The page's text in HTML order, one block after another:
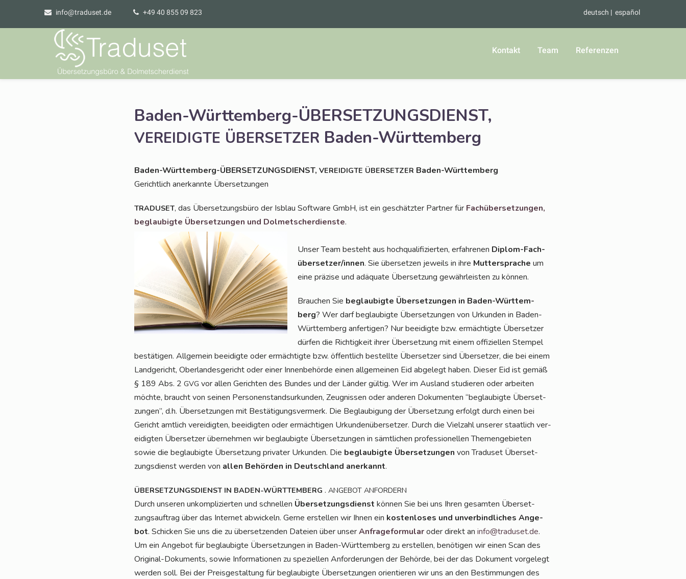
info@traduset.de +49 40 855 09 823 deutsch español
Kontakt Team Referenzen
Baden-Württemberg-ÜBERSETZUNGSDIENST,
VEREIDIGTE ÜBERSETZER Baden-Württemberg
Baden-Würt­tem­berg-ÜBER­SET­ZUNGS­DIENST, VEREIDIGTE ÜBERSETZER Baden-Württemberg
Gericht­lich aner­kann­te Übersetzungen
TRADUSET, das Über­set­zungs­bü­ro der Isblau Soft­ware GmbH, ist ein geschätz­ter Part­ner für Fach­über­set­zun­gen,
beglau­big­te Über­set­zun­gen und Dol­met­scher­diens­te.
Unser Team besteht aus hoch­qua­li­fi­zier­ten, erfah­re­nen Diplom-Fach­
über­set­zer/in­nen. Sie über­set­zen jeweils in ihre Mut­ter­spra­che um
eine prä­zi­se und adäqua­te Über­set­zung gewähr­leis­ten zu können.
Brau­chen Sie beglau­big­te Über­set­zun­gen in Baden-Würt­tem­
berg? Wer darf beglau­big­te Über­set­zun­gen von Urkun­den in Baden-
Würt­tem­berg anfer­ti­gen? Nur beei­dig­te bzw. ermäch­tig­te Über­set­zer
dür­fen die Rich­tig­keit ihrer Über­set­zung mit einem offi­zi­el­len Stem­pel
bestä­ti­gen. All­ge­mein beei­dig­te oder ermäch­tig­te bzw. öffent­lich bestell­te Über­set­zer sind Über­set­zer, die bei einem
Land­ge­richt, Ober­lan­des­ge­richt oder einer Innen­be­hör­de einen all­ge­mei­nen Eid abge­legt haben. Die­ser Eid ist gemäß
§ 189 Abs. 2 GVG vor allen Gerich­ten des Bun­des und der Län­der gül­tig. Wer im Aus­land stu­die­ren oder arbei­ten
möch­te, braucht von sei­nen Per­so­nen­stand­sur­kun­den, Zeug­nis­sen oder ande­ren Doku­men­ten “beglau­big­te Über­set­
zun­gen”, d.h. Über­set­zun­gen mit Bestä­ti­gungs­ver­merk. Die Beglau­bi­gung der Über­set­zung erfolgt durch einen bei
Gericht amt­lich ver­ei­dig­ten, beei­dig­ten oder ermäch­ti­gen Urkun­den­über­set­zer. Durch die Viel­zahl unse­rer staat­lich ver­
ei­dig­ten Über­set­zer über­neh­men wir beglau­big­te Über­set­zun­gen in sämt­li­chen pro­fes­sio­nel­len The­men­ge­bie­ten
sowie die beglau­big­te Über­set­zung pri­va­ter Urkun­den. Die beglau­big­te Über­set­zun­gen von Tra­du­set Über­set­
zungs­dienst wer­den von allen Behör­den in Deutsch­land aner­kannt.
ÜBERSETZUNGSDIENST IN BADEN-WÜRTTEMBERG . ANGEBOT ANFORDERN
Durch unse­ren unkom­pli­zier­ten und schnel­len Über­set­zungs­dienst kön­nen Sie bei uns Ihren gesam­ten Über­set­
zungs­auf­trag über das Inter­net abwi­ckeln. Ger­ne erstel­len wir Ihnen ein kos­ten­lo­ses und unver­bind­li­ches Ange­
bot. Schi­cken Sie uns die zu über­set­zen­den Datei­en über unserAnfra­ge­for­mu­laroder direkt an info@traduset.de.
Um ein Ange­bot für beglau­big­te Über­set­zun­gen in Baden-Würt­tem­berg zu erstel­len, benö­ti­gen wir einen Scan des
Ori­gi­nal-Doku­ments, sowie Infor­ma­tio­nen zu spe­zi­el­len Anfor­de­run­gen der Behör­de, bei der das Doku­ment vor­ge­legt
wer­den soll. Bei der Preis­ge­stal­tung für beglau­big­te Über­set­zun­gen ori­en­tie­ren wir uns an den Bestim­mun­gen des